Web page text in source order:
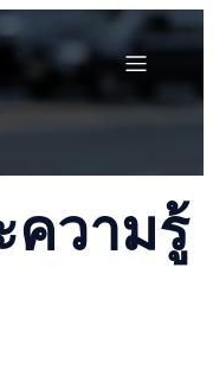
ความรู้